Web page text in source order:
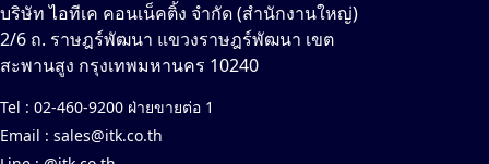
บริษัท ไอทีเค คอนเน็คติ้ง จำกัด (สำนักงานใหญ่)
2/6 ถ. ราษฎร์พัฒนา แขวงราษฎร์พัฒนา เขต
สะพานสูง กรุงเทพมหานคร 10240
Tel : 02-460-9200 ฝ่ายขายต่อ 1
Email : sales@itk.co.th